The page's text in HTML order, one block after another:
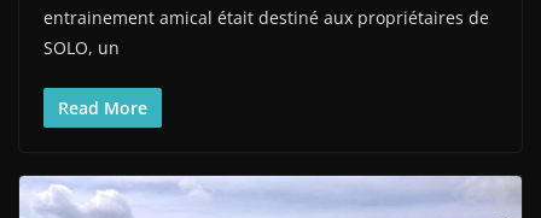
entrainement amical était destiné aux propriétaires de
SOLO, un
Read More